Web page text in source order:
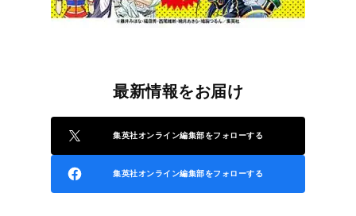
最新情報をお届け
集英社オンライン編集部をフォローする
集英社オンライン編集部をフォローする